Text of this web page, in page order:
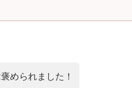
められました！